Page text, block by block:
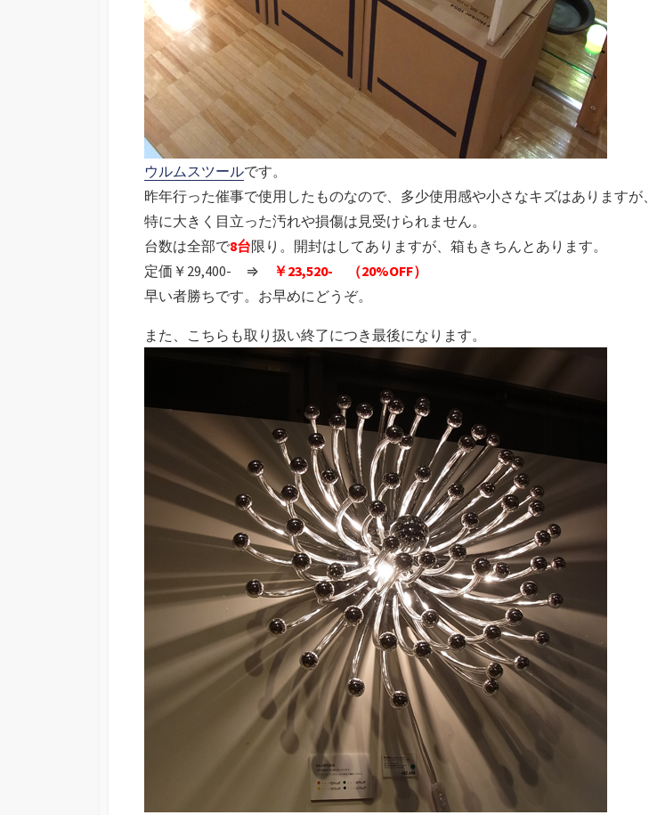
ウルムスツールです。
昨年行った催事で使用したものなので、多少使用感や小さなキズはありますが、
特に大きく目立った汚れや損傷は見受けられません。
台数は全部で8台限り。開封はしてありますが、箱もきちんとあります。
定価￥29,400- ⇒
￥23,520- （20%OFF）
早い者勝ちです。お早めにどうぞ。
また、こちらも取り扱い終了につき最後になります。